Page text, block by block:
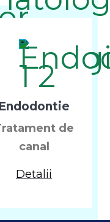
Endodontie
de
canal
Detalii